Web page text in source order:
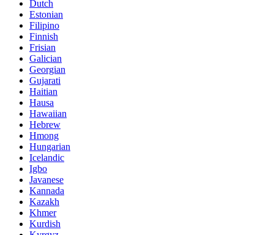
Dutch
Estonian
Filipino
Finnish
Frisian
Galician
Georgian
Gujarati
Haitian
Hausa
Hawaiian
Hebrew
Hmong
Hungarian
Icelandic
Igbo
Javanese
Kannada
Kazakh
Khmer
Kurdish